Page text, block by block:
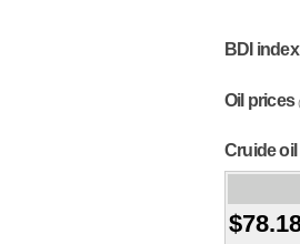
BDI index
Oil prices
Cruide oil